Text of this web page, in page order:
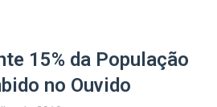
15% da População
no Ouvido